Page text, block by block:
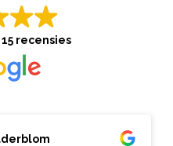
15 recensies